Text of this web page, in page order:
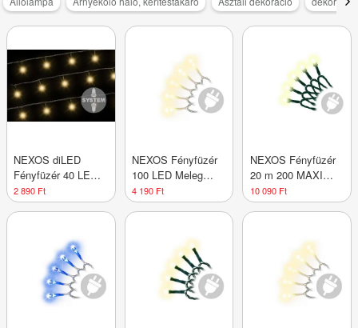
NEXOS diLED
Fényfüzér 40 LED
meleg fehér
2 890 Ft
NEXOS Fényfüzér
100 LED Meleg
fehér 10 m
4 190 Ft
NEXOS Fényfüzér
20 m 200 MAXI
LED meleg fehér
10 090 Ft